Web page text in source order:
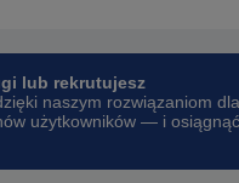
lub rekrutujesz
naszym rozwiązaniom dla
użytkowników — i osiągnąć